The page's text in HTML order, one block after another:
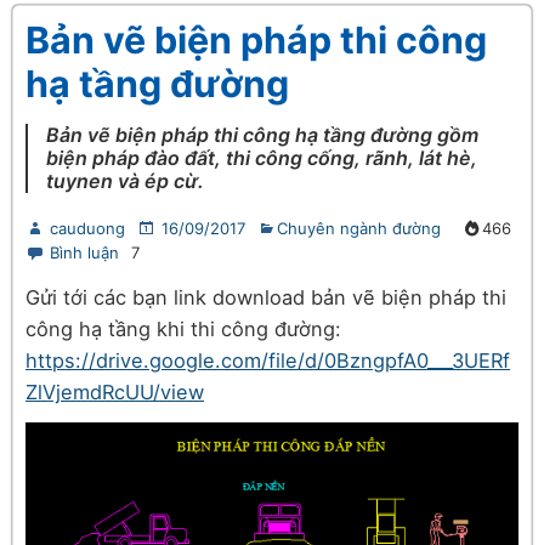
Bản vẽ biện pháp thi công
hạ tầng đường
Bản vẽ biện pháp thi công hạ tầng đường gồm
biện pháp đào đất, thi công cống, rãnh, lát hè,
tuynen và ép cừ.
cauduong 16/09/2017
Chuyên ngành đường
Bình luận
466
7
Gửi tới các bạn link download bản vẽ biện pháp thi
công hạ tầng khi thi công đường:
https://drive.google.com/file/d/0BzngpfA0___3UERf
ZlVjemdRcUU/view